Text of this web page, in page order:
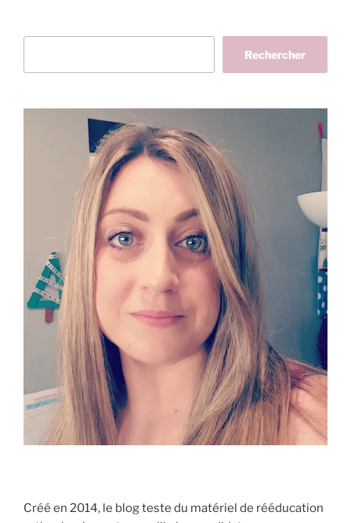
Rechercher
Créé en 2014, le blog teste du matériel de rééducation